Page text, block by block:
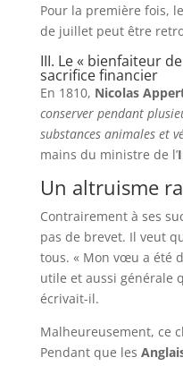
Pour la première fois,
de juillet peut être
III. Le « bienfaiteur
sacrifice financier
En 1810, Nicolas
conserver pendant
substances animales et
mains du ministre de l’
Un altruisme
Contrairement à ses
pas de brevet. Il veut
tous. « Mon vœu a été
utile et aussi générale
écrivait-il.
Malheureusement, ce
Pendant que les